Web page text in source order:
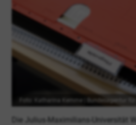
Foto: Katharina Kemme | Bundesagentur für
Die Julius-Maximilians-Universität